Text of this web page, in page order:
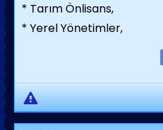
* Tarım Önlisans,
* Yerel Yönetimler,